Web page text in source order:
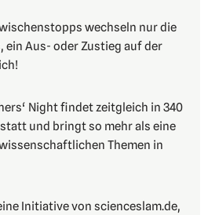
wechseln nur die
ein Aus- oder Zustieg auf der
Night findet zeitgleich in 340
und bringt so mehr als eine
Themen in
Initiative von scienceslam.de,